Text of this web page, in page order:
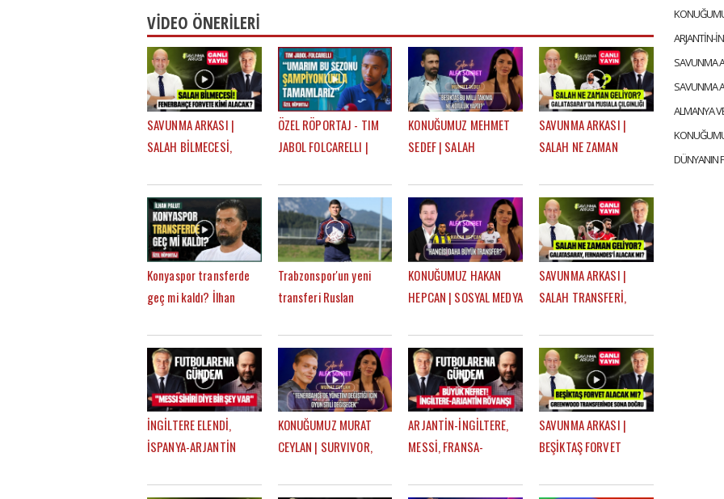
VİDEO ÖNERİLERİ
SAVUNMA ARKASI |
SALAH BİLMECESİ,
MEHMET AYAN, GÖKHAN
DİNÇ
ÖZEL RÖPORTAJ - TIM
JABOL FOLCARELLI |
SEZONKİ HEDEFLERİ,
FATİH TEKKE, SAÇ TARZI
KONUĞUMUZ MEHMET
SEDEF | SALAH
BEŞİKTAŞ'IN DURUMU |
SELEN İLE ALFA SOHBET
SAVUNMA ARKASI |
SALAH NE ZAMAN
GÜNDEMİ | MEHMET
AYAN, GÖKHAN DİNÇ
Konyaspor transferde
geç mi kaldı? İlhan
FutbolArena'ya özel
açıklamalar
Trabzonspor'un yeni
transferi Ruslan
Tekke ile birlikte
çalışmaktan mutluyum"
KONUĞUMUZ HAKAN
HEPCAN | SOSYAL MEDYA
YILDIRIM & ALİ KOÇ |
SELEN İLE ALFA SOHBET
SAVUNMA ARKASI |
SALAH TRANSFERİ,
GELECEK Mİ? | MEHMET
AYAN, GÖKHAN DİNÇ
İNGİLTERE ELENDİ,
İSPANYA-ARJANTİN
FUTBOLARENA GÜNDEM
KONUĞUMUZ MURAT
CEYLAN | SURVIVOR,
FENERBAHÇE SEVDASI |
ARJANTİN-İNGİLTERE,
MESSİ, FRANSA-
YARI FİNALLERİ |
SAVUNMA ARKASI |
BEŞİKTAŞ FORVET
GREENWOOD SONA